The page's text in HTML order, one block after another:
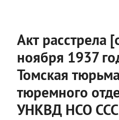
Акт расстрела
ноября 1937
Томская
тюремного
УНКВД НСО